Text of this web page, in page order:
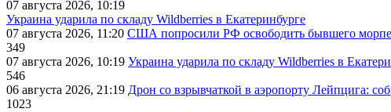
07 августа 2026, 10:19
Украина ударила по складу Wildberries в Екатеринбурге
07 августа 2026, 11:20 США попросили РФ освободить бывшего
349
07 августа 2026, 10:19 Украина ударила по складу Wildberries в
546
06 августа 2026, 21:19 Дрон со взрывчаткой в аэропорту Лейпцига:
1023